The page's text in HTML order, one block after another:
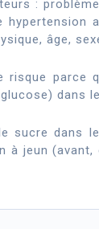
:
hypertension
âge,
parce
dans
sucre dans
jeun (avant,